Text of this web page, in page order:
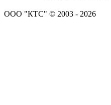
ООО "КТС" © 2003 - 2026